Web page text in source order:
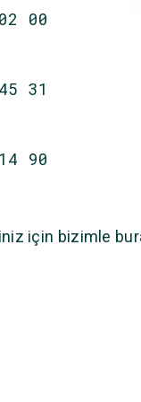
00
31
90
için bizimle